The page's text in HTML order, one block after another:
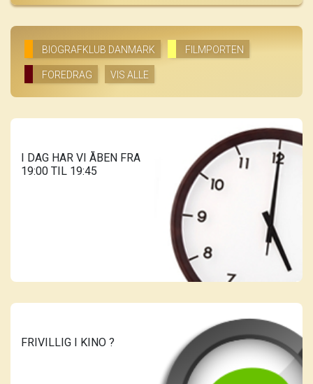
BIOGRAFKLUB DANMARK FILMPORTEN
FOREDRAG VIS ALLE
I DAG HAR VI ÅBEN FRA
19:00 TIL 19:45
FRIVILLIG I KINO ?